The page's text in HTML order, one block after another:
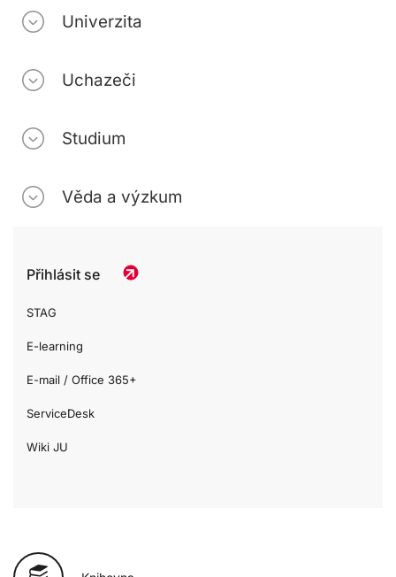
Univerzita
Uchazeči
Studium
Věda a výzkum
Přihlásit se
STAG
E-learning
E-mail / Office 365+
ServiceDesk
Wiki JU